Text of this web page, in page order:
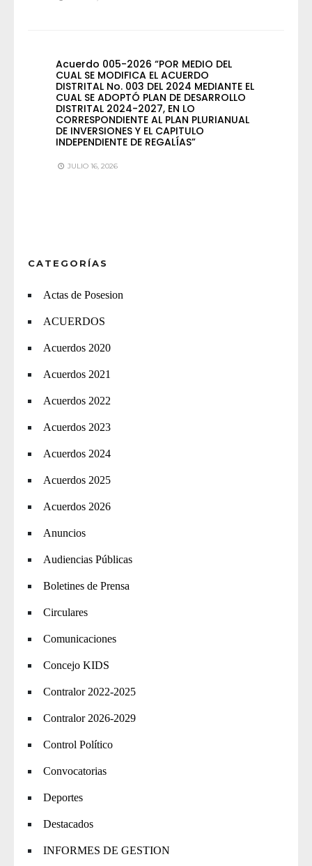
Acuerdo 005-2026 “POR MEDIO DEL
CUAL SE MODIFICA EL ACUERDO
DISTRITAL No. 003 DEL 2024 MEDIANTE EL
CUAL SE ADOPTÓ PLAN DE DESARROLLO
DISTRITAL 2024-2027, EN LO
CORRESPONDIENTE AL PLAN PLURIANUAL
DE INVERSIONES Y EL CAPITULO
INDEPENDIENTE DE REGALÍAS”
JULIO 16, 2026
CATEGORÍAS
Actas de Posesion
ACUERDOS
Acuerdos 2020
Acuerdos 2021
Acuerdos 2022
Acuerdos 2023
Acuerdos 2024
Acuerdos 2025
Acuerdos 2026
Anuncios
Audiencias Públicas
Boletines de Prensa
Circulares
Comunicaciones
Concejo KIDS
Contralor 2022-2025
Contralor 2026-2029
Control Político
Convocatorias
Deportes
Destacados
INFORMES DE GESTION